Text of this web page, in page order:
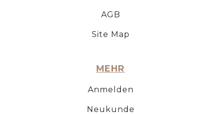
AGB
Site Map
MEHR
Anmelden
Neukunde